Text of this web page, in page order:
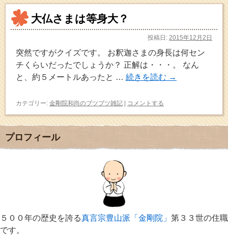
大仏さまは等身大？
投稿日: 2015年12月2日
突然ですがクイズです。 お釈迦さまの身長は何セン
チくらいだったでしょうか？ 正解は・・・。 なん
と、約５メートルあったと … 続きを読む →
カテゴリー: 金剛院和尚のブツブツ雑記 | コメントする
プロフィール
５００年の歴史を誇る真言宗豊山派「金剛院」 第３３世の住職
です。